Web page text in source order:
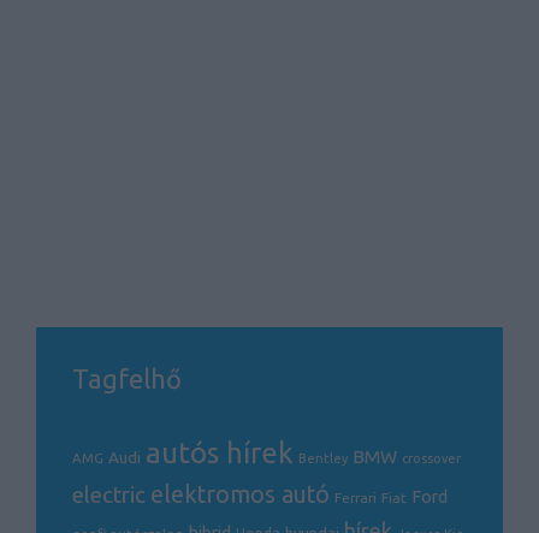
Tagfelhő
AMG Audi autós hírek Bentley BMW crossover
electric elektromos autó Ferrari Fiat Ford